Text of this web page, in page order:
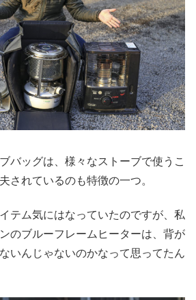
バッグは、様々なストーブで使うこ
されているのも特徴の一つ。
テム気にはなっていたのですが、私
のブルーフレームヒーターは、背が
いんじゃないのかなって思ってたん